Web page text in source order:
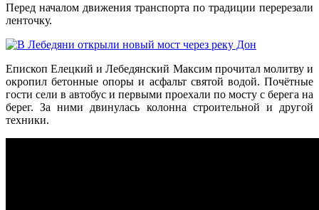
Перед началом движения транспорта по традиции перерезали
ленточку.
Епископ Елецкий и Лебедянский Максим прочитал молитву и
окропил бетонные опоры и асфальт святой водой. Почётные
гости сели в автобус и первыми проехали по мосту с берега на
берег. За ними двинулась колонна строительной и другой
техники.